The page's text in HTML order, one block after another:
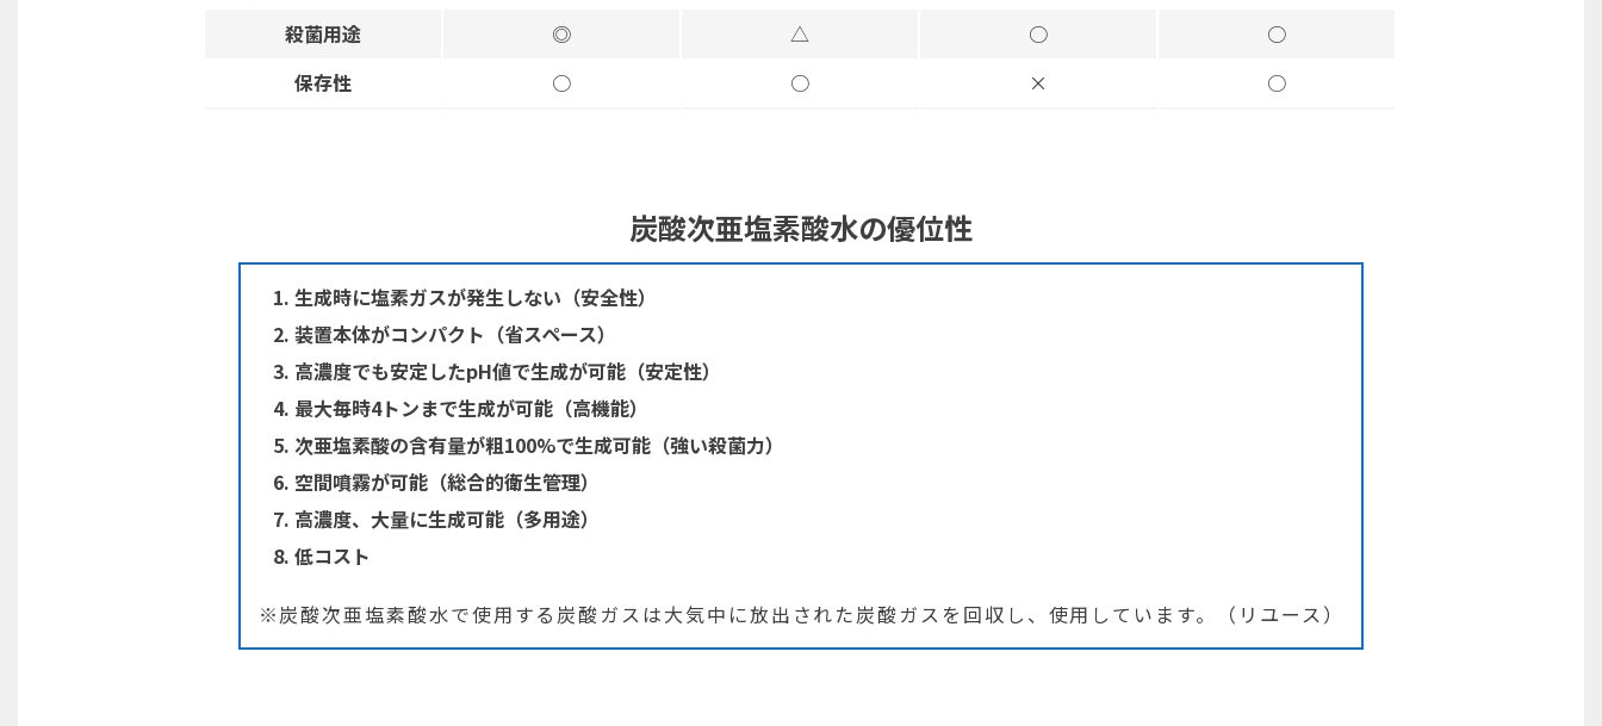
殺菌用途
◎ △ ○
○
保存性
○ ○ × ○
炭酸次亜塩素酸水の優位性
生成時に塩素ガスが発生しない（安全性）
装置本体がコンパクト（省スペース）
高濃度でも安定したpH値で生成が可能（安定性）
最大毎時4トンまで生成が可能（高機能）
次亜塩素酸の含有量が粗100%で生成可能（強い殺菌力）
空間噴霧が可能（総合的衛生管理）
高濃度、大量に生成可能（多用途）
低コスト
※炭酸次亜塩素酸水で使用する炭酸ガスは大気中に放出された炭酸ガスを回収し、使用しています。（リユース）